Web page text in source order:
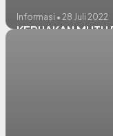
Informasi • 28 Juli 2022
KEBIJAKAN MUTU